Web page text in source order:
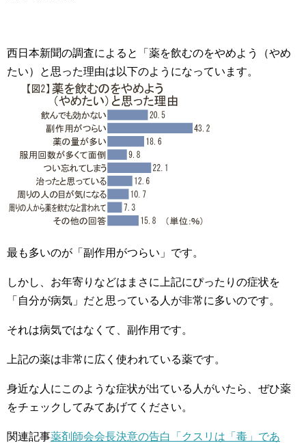
西日本新聞の調査によると「薬を飲むのをやめよう（やめ
たい）と思った理由は以下のようになっています。
最も多いのが「副作用がつらい」です。
しかし、お年寄りなどはまさに上記にぴったりの症状を
「自分が病気」だと思っている人が非常に多いのです。
それは病気ではなくて、副作用です。
上記の薬は非常に広く使われている薬です。
身近な人にこのような症状が出ている人がいたら、ぜひ薬
をチェックしてみてあげてください。
関連記事薬剤師会会長決意の告白「クスリは「毒」であ